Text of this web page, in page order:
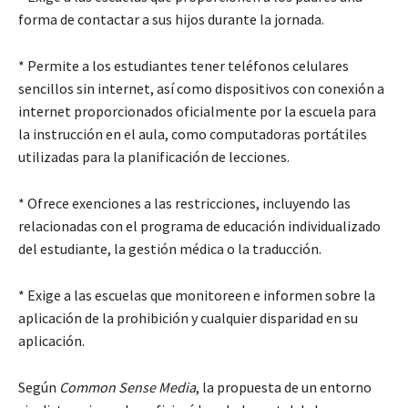
forma de contactar a sus hijos durante la jornada.
* Permite a los estudiantes tener teléfonos celulares
sencillos sin internet, así como dispositivos con conexión a
internet proporcionados oficialmente por la escuela para
la instrucción en el aula, como computadoras portátiles
utilizadas para la planificación de lecciones.
* Ofrece exenciones a las restricciones, incluyendo las
relacionadas con el programa de educación individualizado
del estudiante, la gestión médica o la traducción.
* Exige a las escuelas que monitoreen e informen sobre la
aplicación de la prohibición y cualquier disparidad en su
aplicación.
Según Common Sense Media, la propuesta de un entorno